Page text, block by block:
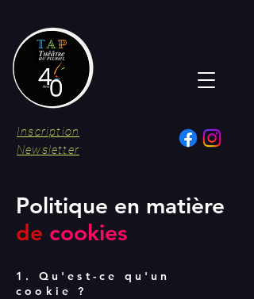
Inscription
Newsletter
Politique en matière
de cookies
1. Qu'est-ce qu'un
cookie ?